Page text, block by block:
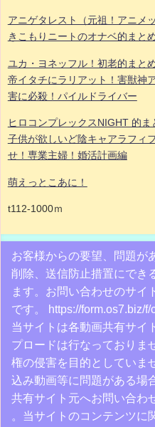
アニゲタレスト（元祖！アニメ
きこもりニートのオナベ的まと
ユカ・ヨネッフル！初老的まと
帝イタチにラリアット！害獣神
害に必殺！パイルドライバー
ヒロコンプレックスNIGHT 的ま
子供が欲しいど陰キャアラフィ
せ！専業主婦！婚活計画編
萌えっとこあに！
t112-1000ｍ
お客様からの要望、問題が
削除、送信防止措置にでき
ます。お問い合わせのサイ
です。 https://form.os7.biz/f/
当サイトは各動画共有サイ
プロードは行なっておりま
権の侵害を目的としていま
込み動画等に問題がある場
共有サイト元へお問い合わ
。当サイトのコンテンツに